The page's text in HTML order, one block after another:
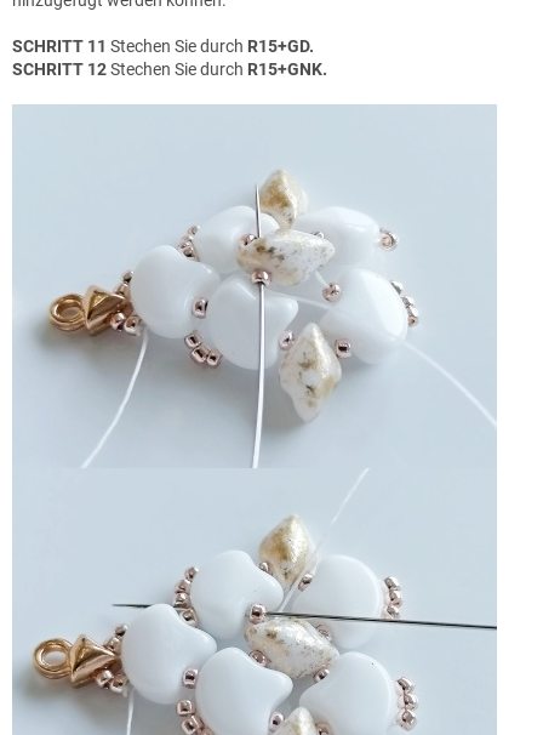
SCHRITT 11 Stechen Sie durch R15+GD.
SCHRITT 12Stechen Sie durch R15+GNK.